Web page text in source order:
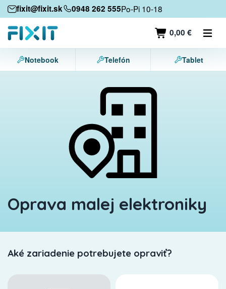
fixit@fixit.sk 0948 262 555Po-Pi 10-18
0,00 €
Mobilné zariadenia
Mobilné telefóny
Tablety
Notebook Telefón Tablet
Oprava malej elektroniky
Aké zariadenie potrebujete opraviť?